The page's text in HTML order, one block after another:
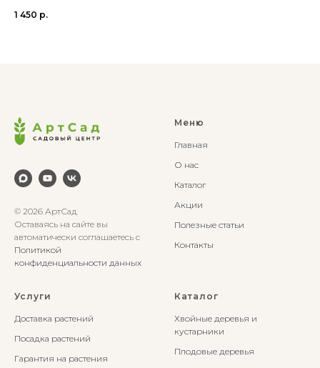
1 450 р.
© 2026 АртСад
Оставаясь на сайте вы
автоматически соглашаетесь с
Политикой
конфиденциальности данных
Меню
Главная
О нас
Каталог
Акции
Полезные статьи
Контакты
Услуги
Доставка растений
Посадка растений
Гарантия на растения
Каталог
Хвойные деревья и
кустарники
Плодовые деревья